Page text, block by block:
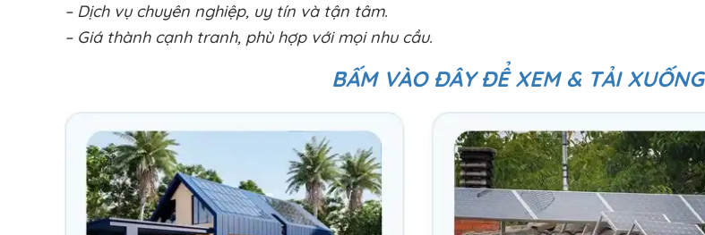
– Dịch vụ chuyên nghiệp, uy tín và tận tâm.
– Giá thành cạnh tranh, phù hợp với mọi nhu cầu.
BẤM VÀO ĐÂY ĐỂ XEM & TẢI